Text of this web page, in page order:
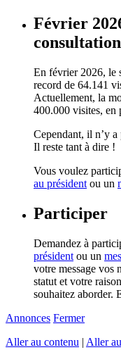
Février
En février 2026, le
record de 64.141
Actuellement, la
400.000 visites, en
Cependant, il n’y
Il reste tant à dire !
Vous voulez
au président ou un
Participer
Demandez à
président ou un
votre message vos
statut et votre
souhaitez aborder.
Annonces Fermer
Aller au contenu | Aller